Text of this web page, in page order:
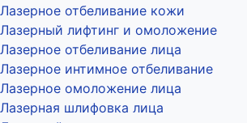
Лазерное отбеливание кожи
Лазерный лифтинг и омоложение
Лазерное отбеливание лица
Лазерное интимное отбеливание
Лазерное омоложение лица
Лазерная шлифовка лица